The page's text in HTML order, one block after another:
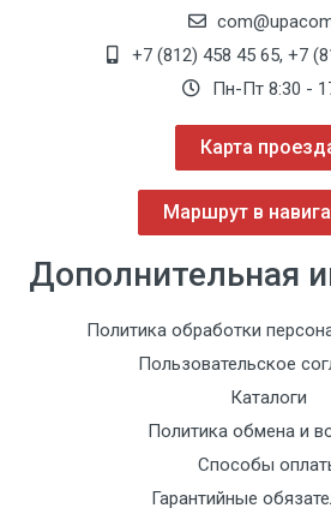
+7 (812) 458 45 65, +7
Пн-Пт 8:30 -
Карта
Маршрут в
Дополнительная
Политика обработки
Пользовательское
Каталоги
Политика обмена и
Способы
Гарантийные